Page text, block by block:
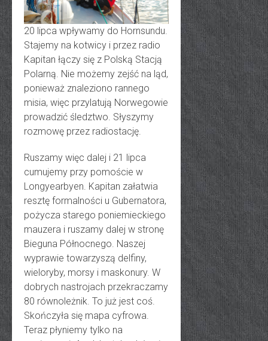
20 lipca wpływamy do Hornsundu.
Stajemy na kotwicy i przez radio
Kapitan łączy się z Polską Stacją
Polarną. Nie możemy zejść na ląd,
ponieważ znaleziono rannego
misia, więc przylatują Norwegowie
prowadzić śledztwo. Słyszymy
rozmowę przez radiostację.
Ruszamy więc dalej i 21 lipca
cumujemy przy pomoście w
Longyearbyen. Kapitan załatwia
resztę formalności u Gubernatora,
pożycza starego poniemieckiego
mauzera i ruszamy dalej w stronę
Bieguna Północnego. Naszej
wyprawie towarzyszą delfiny,
wieloryby, morsy i maskonury. W
dobrych nastrojach przekraczamy
80 równoleżnik. To już jest coś.
Skończyła się mapa cyfrowa.
Teraz płyniemy tylko na